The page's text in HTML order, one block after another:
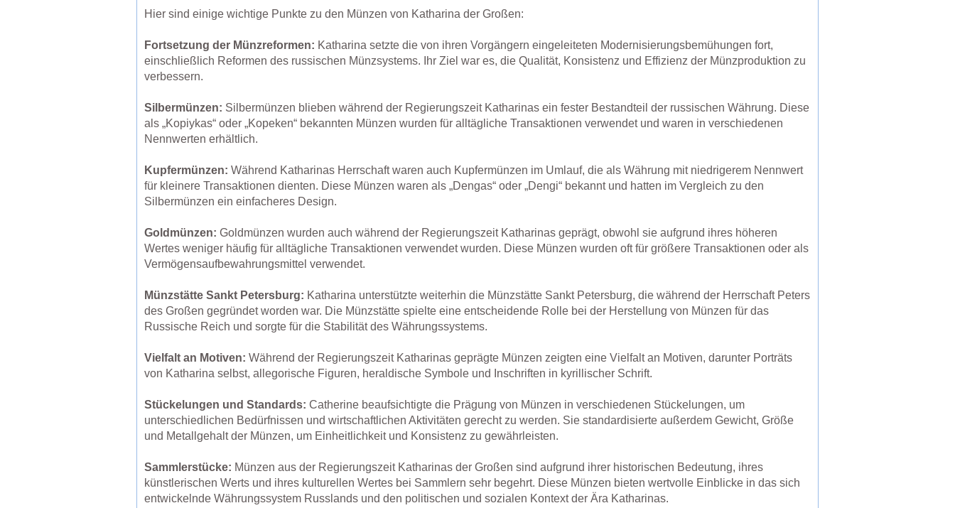
Hier sind einige wichtige Punkte zu den Münzen von Katharina der Großen:
Fortsetzung der Münzreformen: Katharina setzte die von ihren Vorgängern eingeleiteten Modernisierungsbemühungen fort,
einschließlich Reformen des russischen Münzsystems. Ihr Ziel war es, die Qualität, Konsistenz und Effizienz der Münzproduktion zu
verbessern.
Silbermünzen: Silbermünzen blieben während der Regierungszeit Katharinas ein fester Bestandteil der russischen Währung. Diese
als „Kopiykas“ oder „Kopeken“ bekannten Münzen wurden für alltägliche Transaktionen verwendet und waren in verschiedenen
Nennwerten erhältlich.
Kupfermünzen: Während Katharinas Herrschaft waren auch Kupfermünzen im Umlauf, die als Währung mit niedrigerem Nennwert
für kleinere Transaktionen dienten. Diese Münzen waren als „Dengas“ oder „Dengi“ bekannt und hatten im Vergleich zu den
Silbermünzen ein einfacheres Design.
Goldmünzen: Goldmünzen wurden auch während der Regierungszeit Katharinas geprägt, obwohl sie aufgrund ihres höheren
Wertes weniger häufig für alltägliche Transaktionen verwendet wurden. Diese Münzen wurden oft für größere Transaktionen oder als
Vermögensaufbewahrungsmittel verwendet.
Münzstätte Sankt Petersburg: Katharina unterstützte weiterhin die Münzstätte Sankt Petersburg, die während der Herrschaft Peters
des Großen gegründet worden war. Die Münzstätte spielte eine entscheidende Rolle bei der Herstellung von Münzen für das
Russische Reich und sorgte für die Stabilität des Währungssystems.
Vielfalt an Motiven: Während der Regierungszeit Katharinas geprägte Münzen zeigten eine Vielfalt an Motiven, darunter Porträts
von Katharina selbst, allegorische Figuren, heraldische Symbole und Inschriften in kyrillischer Schrift.
Stückelungen und Standards: Catherine beaufsichtigte die Prägung von Münzen in verschiedenen Stückelungen, um
unterschiedlichen Bedürfnissen und wirtschaftlichen Aktivitäten gerecht zu werden. Sie standardisierte außerdem Gewicht, Größe
und Metallgehalt der Münzen, um Einheitlichkeit und Konsistenz zu gewährleisten.
Sammlerstücke: Münzen aus der Regierungszeit Katharinas der Großen sind aufgrund ihrer historischen Bedeutung, ihres
künstlerischen Werts und ihres kulturellen Wertes bei Sammlern sehr begehrt. Diese Münzen bieten wertvolle Einblicke in das sich
entwickelnde Währungssystem Russlands und den politischen und sozialen Kontext der Ära Katharinas.